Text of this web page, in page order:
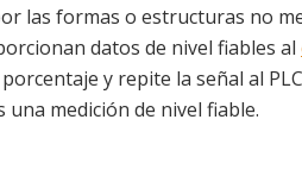
las formas o estructuras no
datos de nivel fiables al
y repite la señal al
una medición de nivel fiable.